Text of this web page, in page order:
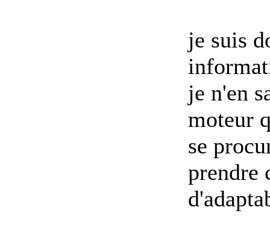
je suis
je n'en
moteur
se
prendre